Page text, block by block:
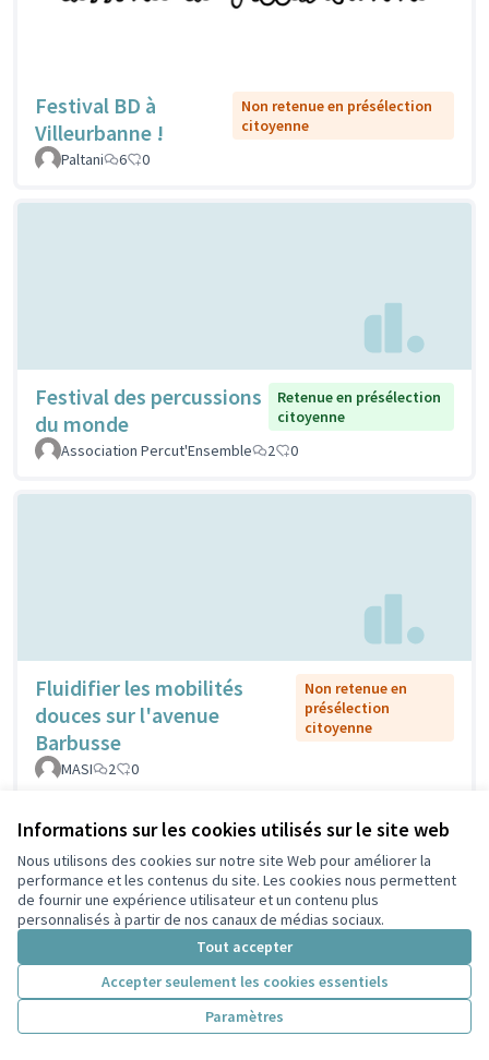
Informations sur les cookies utilisés sur le site web
Nous utilisons des cookies sur notre site Web pour améliorer la
performance et les contenus du site. Les cookies nous permettent
de fournir une expérience utilisateur et un contenu plus
personnalisés à partir de nos canaux de médias sociaux.
Tout accepter
Accepter seulement les cookies essentiels
Paramètres
Festival BD à
Villeurbanne !
Non retenue en présélection
citoyenne
Paltani
6 0
Festival des percussions
du monde
Retenue en présélection
citoyenne
Association Percut'Ensemble
2 0
Fluidifier les mobilités
douces sur l'avenue
Barbusse
Non retenue en
présélection
citoyenne
MASI 2 0
Fontaines
publiques
Retenue en présélection
citoyenne